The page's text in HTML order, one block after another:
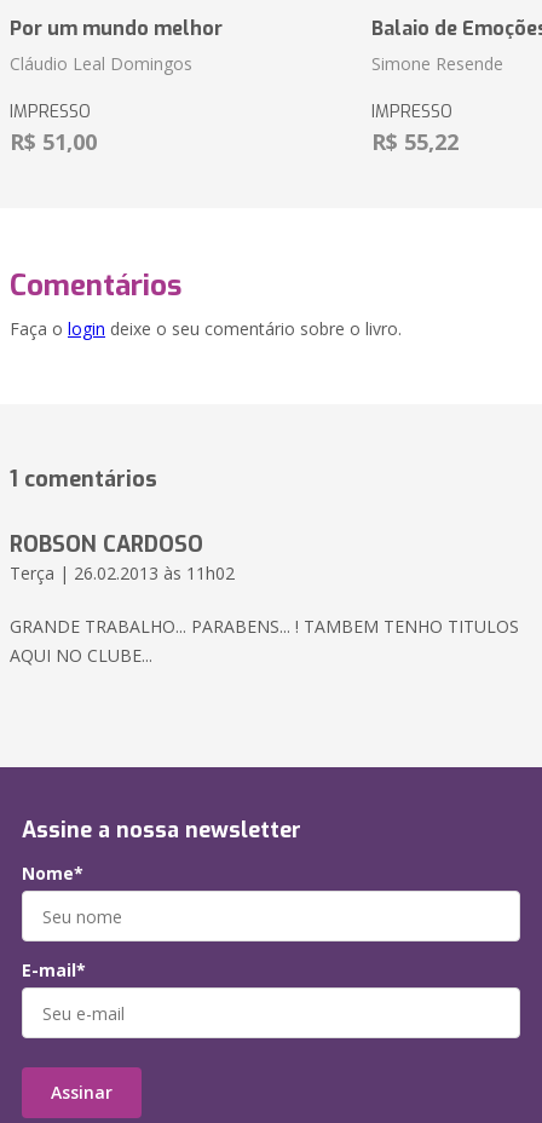
Por um mundo melhor
Cláudio Leal Domingos
IMPRESSO
R$ 51,00
Balaio de
Simone Resende
IMPRESSO
R$ 55,22
Comentários
Faça o login deixe o seu comentário sobre o livro.
1 comentários
ROBSON CARDOSO
Terça | 26.02.2013 às 11h02
GRANDE TRABALHO... PARABENS... ! TAMBEM TENHO TITULOS
AQUI NO CLUBE...
Assine a nossa newsletter
Nome*
E-mail*
Assinar